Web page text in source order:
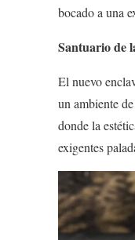
bocado a una
Santuario de
El nuevo
un ambiente
donde la
exigentes